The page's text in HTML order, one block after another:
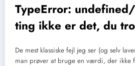
TypeError:
ting ikke er det, du
De mest klassiske fejl jeg ser (og selv
man prøver at bruge en værdi, der ikke